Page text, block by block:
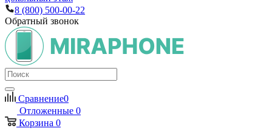
8 (800) 500-00-22
Обратный звонок
Сравнение0
Отложенные 0
Корзина 0